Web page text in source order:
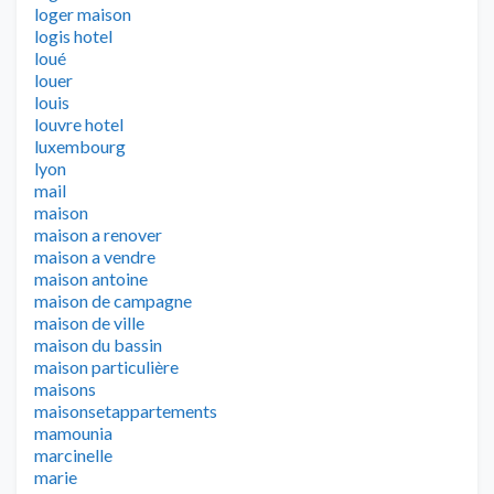
loger maison
logis hotel
loué
louer
louis
louvre hotel
luxembourg
lyon
mail
maison
maison a renover
maison a vendre
maison antoine
maison de campagne
maison de ville
maison du bassin
maison particulière
maisons
maisonsetappartements
mamounia
marcinelle
marie